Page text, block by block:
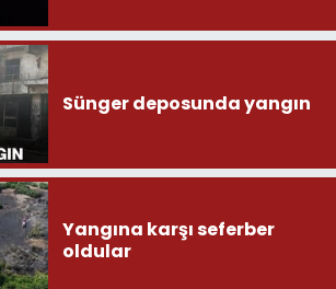
Sünger deposunda yangın
Yangına karşı seferber
oldular